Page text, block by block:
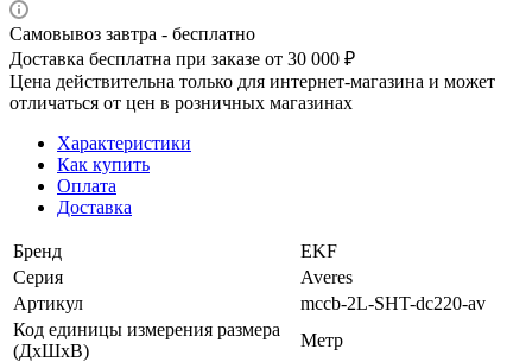
Самовывоз завтра - бесплатно
Доставка бесплатна при заказе от 30 000 ₽
Цена действительна только для интернет-магазина и может
отличаться от цен в розничных магазинах
Характеристики
Как купить
Оплата
Доставка
Бренд
EKF
Серия
Averes
Артикул
mccb-2L-SHT-dc220-av
Код единицы измерения размера
(ДхШхВ)
Метр